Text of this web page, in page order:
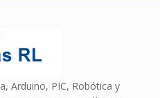
Arduino, PIC, Robótica y